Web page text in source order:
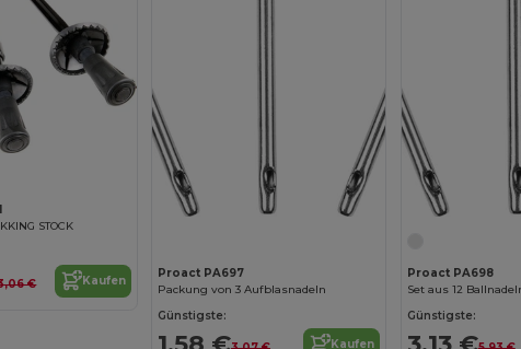
STOCK
€ Kaufen
Proact PA697
Packung von 3 Aufblasnadeln
Günstigste:
Kaufen
Proact PA698
Set aus 12
Günstigste: